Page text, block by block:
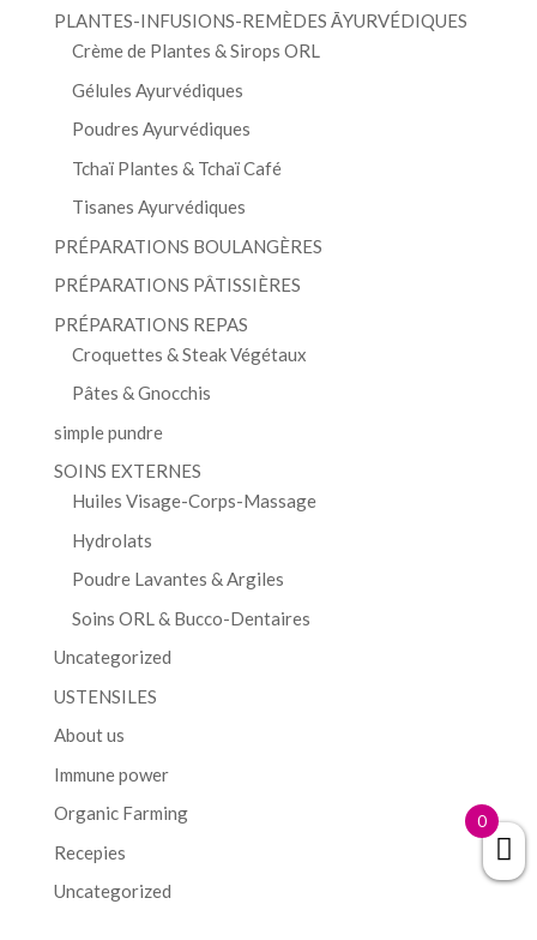
PLANTES-INFUSIONS-REMÈDES ĀYURVÉDIQUES
Crème de Plantes & Sirops ORL
Gélules Ayurvédiques
Poudres Ayurvédiques
Tchaï Plantes & Tchaï Café
Tisanes Ayurvédiques
PRÉPARATIONS BOULANGÈRES
PRÉPARATIONS PÂTISSIÈRES
PRÉPARATIONS REPAS
Croquettes & Steak Végétaux
Pâtes & Gnocchis
simple pundre
SOINS EXTERNES
Huiles Visage-Corps-Massage
Hydrolats
Poudre Lavantes & Argiles
Soins ORL & Bucco-Dentaires
Uncategorized
USTENSILES
About us
Immune power
Organic Farming
Recepies
Uncategorized
0